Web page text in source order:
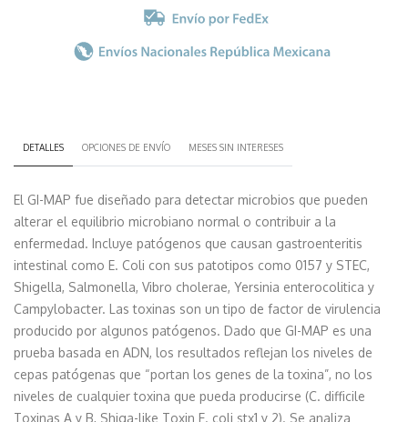
DETALLES OPCIONES DE ENVÍO MESES SIN INTERESES
El GI-MAP fue diseñado para detectar microbios que pueden
alterar el equilibrio microbiano normal o contribuir a la
enfermedad. Incluye patógenos que causan gastroenteritis
intestinal como E. Coli con sus patotipos como 0157 y STEC,
Shigella, Salmonella, Vibro cholerae, Yersinia enterocolitica y
Campylobacter. Las toxinas son un tipo de factor de virulencia
producido por algunos patógenos. Dado que GI-MAP es una
prueba basada en ADN, los resultados reflejan los niveles de
cepas patógenas que “portan los genes de la toxina”, no los
niveles de cualquier toxina que pueda producirse (C. difficile
Toxinas A y B, Shiga-like Toxin E. coli stx1 y 2). Se analiza